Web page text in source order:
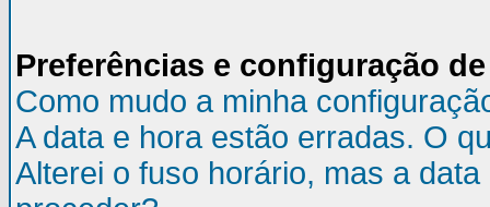
Preferências e configuração
Como mudo a minha
A data e hora estão erradas. O
Alterei o fuso horário, mas a